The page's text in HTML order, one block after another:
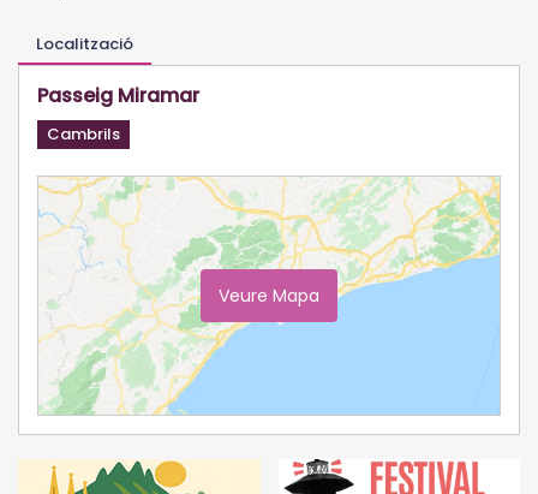
Localització
Passeig Miramar
Cambrils
Veure Mapa